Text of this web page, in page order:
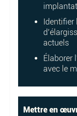
Identifier
actuels
Élaborer
avec le
Mettre en